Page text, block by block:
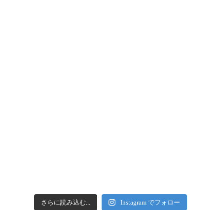
さらに読み込む... Instagram でフォロー